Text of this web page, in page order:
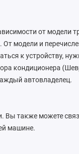
от модели
модели и
к устройству,
кондиционера
автовладелец.
Вы также можете
машине.